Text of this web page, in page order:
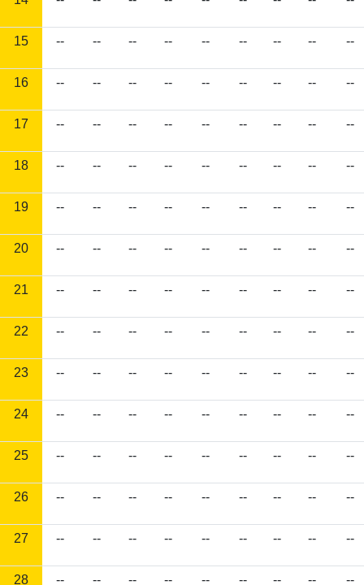
15 -- -- -- -- -- -- -- -- --
16 -- -- -- -- -- -- -- -- --
17 -- -- -- -- -- -- -- -- --
18 -- -- -- -- -- -- -- -- --
19 -- -- -- -- -- -- -- -- --
20 -- -- -- -- -- -- -- -- --
21 -- -- -- -- -- -- -- -- --
22 -- -- -- -- -- -- -- -- --
23 -- -- -- -- -- -- -- -- --
24 -- -- -- -- -- -- -- -- --
25 -- -- -- -- -- -- -- -- --
26 -- -- -- -- -- -- -- -- --
27 -- -- -- -- -- -- -- -- --
28 -- -- -- -- -- -- -- -- --